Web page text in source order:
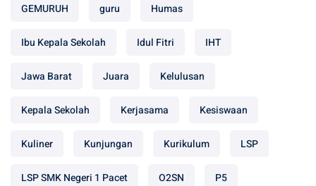
GEMURUH guru Humas
Ibu Kepala Sekolah Idul Fitri IHT
Jawa Barat Juara Kelulusan
Kepala Sekolah Kerjasama Kesiswaan
Kuliner Kunjungan Kurikulum LSP
LSP SMK Negeri 1 Pacet O2SN P5